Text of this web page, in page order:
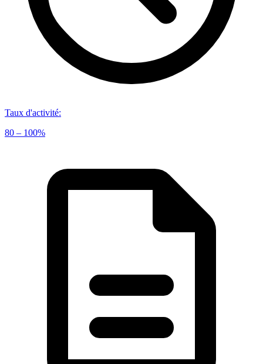
Taux d'activité:
80 – 100%